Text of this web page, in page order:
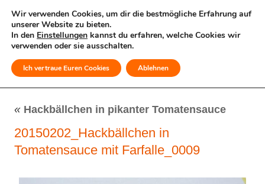
MENÜ
« Hackbällchen in pikanter Tomatensauce
20150202_Hackbällchen in
Tomatensauce mit Farfalle_0009
Wir verwenden Cookies, um dir die bestmögliche Erfahrung auf
unserer Website zu bieten.
In den Einstellungen kannst du erfahren, welche Cookies wir
verwenden oder sie ausschalten.
Ich vertraue Euren Cookies Ablehnen